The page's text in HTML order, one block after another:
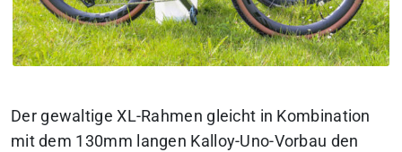
Der gewaltige XL-Rahmen gleicht in Kombination
mit dem 130mm langen Kalloy-Uno-Vorbau den